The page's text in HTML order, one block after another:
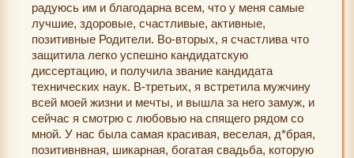
радуюсь им и благодарна всем, что у меня самые
лучшие, здоровые, счастливые, активные,
позитивные Родители. Во-вторых, я счастлива что
защитила легко успешно кандидатскую
диссертацию, и получила звание кандидата
технических наук. В-третьих, я встретила мужчину
всей моей жизни и мечты, и вышла за него замуж, и
сейчас я смотрю с любовью на спящего рядом со
мной. У нас была самая красивая, веселая, д*брая,
позитивнвная, шикарная, богатая свадьба, которую